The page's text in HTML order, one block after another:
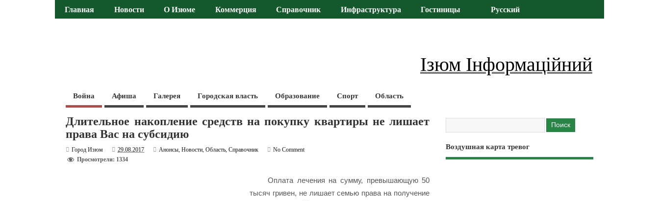
Главная Новости О Изюме Коммерция Справочник Инфраструктура Гостиницы Русский
Ізюм Інформаційний
Война Афиша Галерея Городская власть Образование Спорт Область
Длительное накопление средств на покупку квартиры не лишает
права Вас на субсидию
Город Изюм 29.08.2017 Анонсы,Новости,Область,Справочник
No Comment
Просмотрели: 1334
Оплата лечения на сумму, превышающую 50
тысяч гривен, не лишает семью права на получение
Воздушная карта тревог